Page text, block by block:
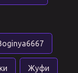
Жуфи